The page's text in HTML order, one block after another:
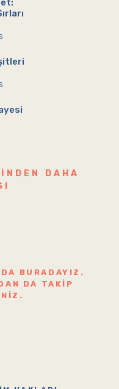
DAHA
BURADAYIZ.
DA TAKIP